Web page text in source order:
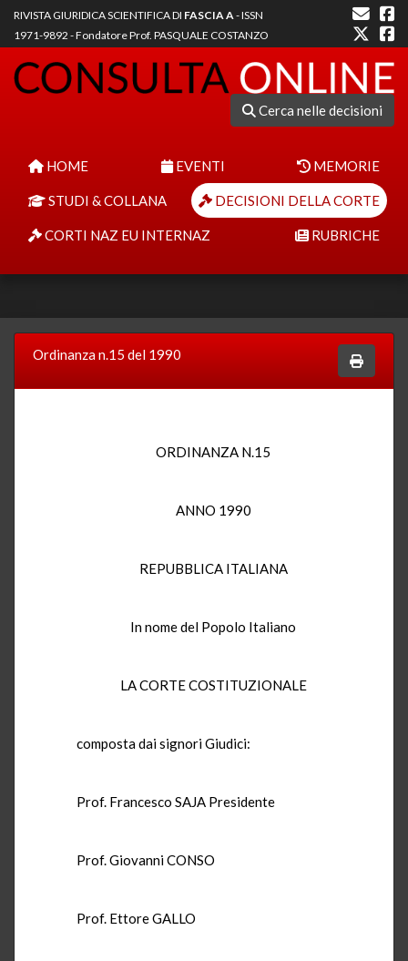
RIVISTA GIURIDICA SCIENTIFICA DI FASCIA A- ISSN
1971-9892 - Fondatore Prof. PASQUALE COSTANZO
Cerca nelle decisioni
HOME EVENTI MEMORIE
STUDI & COLLANA DECISIONI DELLA CORTE
CORTI NAZ EU INTERNAZ RUBRICHE
Ordinanza n.15 del 1990
ORDINANZA N.15
ANNO 1990
REPUBBLICA ITALIANA
In nome del Popolo Italiano
LA CORTE COSTITUZIONALE
composta dai signori Giudici:
Prof. Francesco SAJA Presidente
Prof. Giovanni CONSO
Prof. Ettore GALLO